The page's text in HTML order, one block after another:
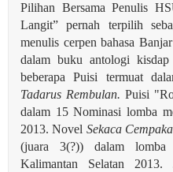
Pilihan Bersama Penulis
Langit” pernah terpilih
menulis cerpen bahasa
dalam buku antologi kisdap
beberapa Puisi termuat
Tadarus Rembulan. Puisi
dalam 15 Nominasi lomba
2013. Novel Sekaca
(juara 3(?)) dalam
Kalimantan Selatan